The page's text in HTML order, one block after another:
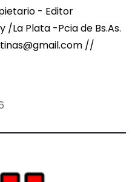
- Editor
/La Plata -Pcia de Bs.As.
//